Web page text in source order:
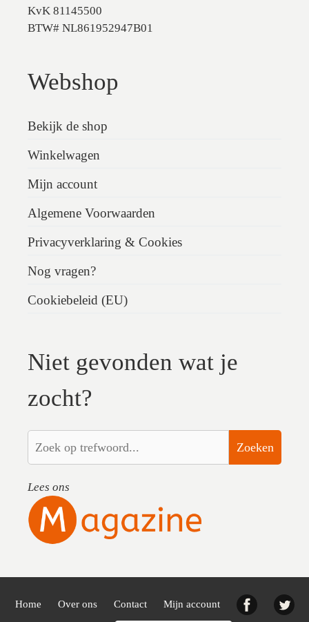
KvK 81145500
BTW# NL861952947B01
Webshop
Bekijk de shop
Winkelwagen
Mijn account
Algemene Voorwaarden
Privacyverklaring & Cookies
Nog vragen?
Cookiebeleid (EU)
Niet gevonden wat je
zocht?
Zoeken
Lees ons
Home Over ons Contact Mijn account Facebook